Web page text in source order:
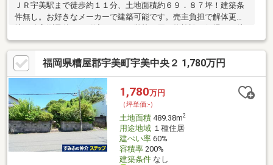
ＪＲ宇美駅まで徒歩約１１分、土地面積約６９．８７坪！建築条
件無し。お好きなメーカーで建築可能です。売主負担で解体更
歩圏内にあり、生活便利な立地です。
福岡県糟屋郡宇美町宇美中央２ 1,780万円
1,780万円
（坪単価:-）
土地面積489.38m2
用途地域１種住居
建ぺい率60%
容積率200%
建築条件なし